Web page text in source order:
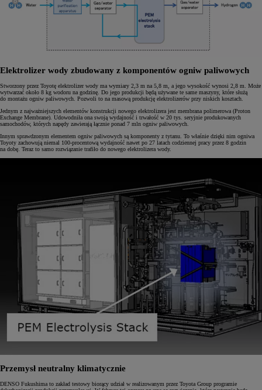
Elektrolizer wody zbudowany z komponentów ogniw paliwowych
Stworzony przez Toyotę elektrolizer wody ma wymiary 2,3 m na 5,8 m, a jego wysokość wynosi 2,8 m. Może
wytwarzać około 8 kg wodoru na godzinę. Do jego produkcji będą używane te same maszyny, które służą
do montażu ogniw paliwowych. Pozwoli to na masową produkcję elektrolizerów przy niskich kosztach.
Jednym z najważniejszych elementów konstrukcji nowego elektrolizera jest membrana polimerowa (Proton
Exchange Membrane). Udowodniła ona swoją wydajność i trwałość w 20 tys. seryjnie produkowanych
samochodów, których napędy zawierają łącznie ponad 7 mln ogniw paliwowych.
Innym sprawdzonym elementem ogniw paliwowych są komponenty z tytanu. To właśnie dzięki nim ogniwa
Toyoty zachowują niemal 100-procentową wydajność nawet po 27 latach codziennej pracy przez 8 godzin
na dobę. Teraz to samo rozwiązanie trafiło do nowego elektrolizera wody.
Przemysł neutralny klimatycznie
DENSO Fukushima to zakład testowy biorący udział w realizowanym przez Toyota Group programie